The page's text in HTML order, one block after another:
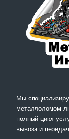
Мы
металлоломом
полный цикл
вывоза и